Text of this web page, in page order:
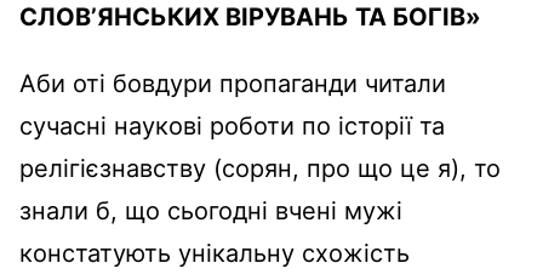
СЛОВ’ЯНСЬКИХ ВІРУВАНЬ ТА БОГІВ»
Аби оті бовдури пропаганди читали
сучасні наукові роботи по історії та
релігієзнавству (сорян, про що це я), то
знали б, що сьогодні вчені мужі
констатують унікальну схожість